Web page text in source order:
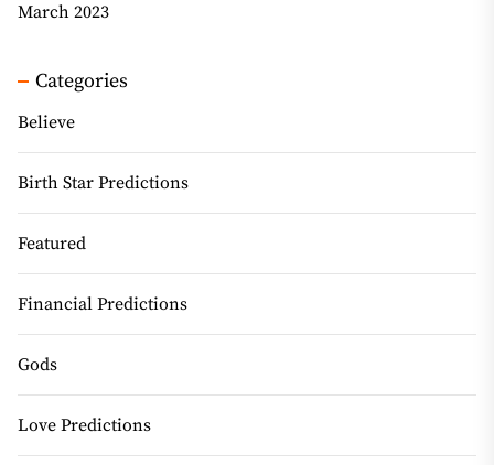
March 2023
Categories
Believe
Birth Star Predictions
Featured
Financial Predictions
Gods
Love Predictions